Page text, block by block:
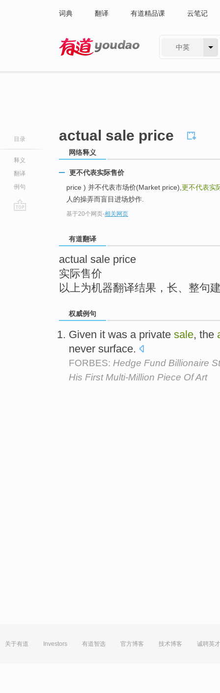
词典 翻译 有道精品课 云笔记
中英
目录
释义
翻译
例句
actual sale price
网络释义
更不代表实际售价
price ) 并不代表市场价(Market price), 更不代表实
人的操弄而盲目进场炒作.
基于20个网页-相关网页
有道翻译
actual sale price
实际售价
以上为机器翻译结果，长、整句
权威例句
Given it was a private sale, the
never surface.
FORBES: Hedge Fund Billionaire
His First Multi-Million Piece Of Art
关于有道 Investors 有道智选 官方博客 技术博客 诚聘英才